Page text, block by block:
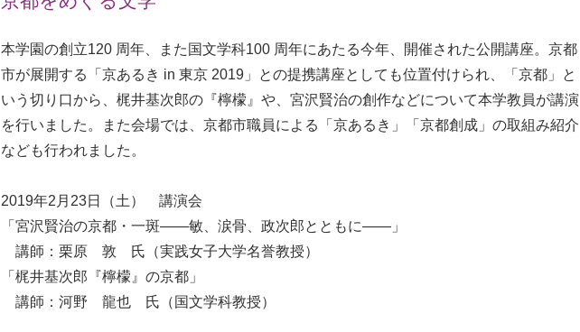
本学園の創立120 周年、また国文学科100 周年にあたる今年、開催された公開講座。京都
市が展開する「京あるき in 東京 2019」との提携講座としても位置付けられ、「京都」と
いう切り口から、梶井基次郎の『檸檬』や、宮沢賢治の創作などについて本学教員が講演
を行いました。また会場では、京都市職員による「京あるき」「京都創成」の取組み紹介
なども行われました。
2019年2月23日（土） 講演会
「宮沢賢治の京都・一斑——敏、涙骨、政次郎とともに——」
講師：栗原 敦 氏（実践女子大学名誉教授）
「梶井基次郎『檸檬』の京都」
講師：河野 龍也 氏（国文学科教授）